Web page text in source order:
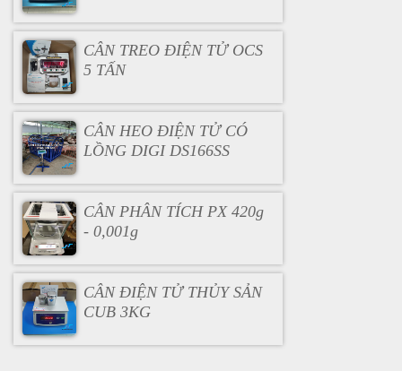
CÂN TREO ĐIỆN TỬ OCS
5 TẤN
CÂN HEO ĐIỆN TỬ CÓ
LỒNG DIGI DS166SS
CÂN PHÂN TÍCH PX 420g
- 0,001g
CÂN ĐIỆN TỬ THỦY SẢN
CUB 3KG